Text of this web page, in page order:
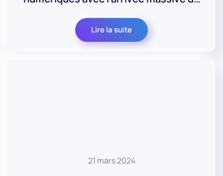
Lire la suite
21 mars 2024